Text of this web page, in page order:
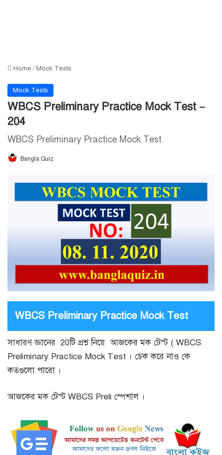
Home /Mock Tests
Mock Tests
WBCS Preliminary Practice Mock Test –
204
WBCS Preliminary Practice Mock Test
Bangla Quiz
WBCS Preliminary Practice Mock Test
সাধারণ জ্ঞানের 20টি প্রশ্ন নিয়ে আজকের মক টেস্ট ( WBCS
Preliminary Practice Mock Test । চেক করে নাও কে
কতগুলো পারো ।
আজকের মক টেস্ট WBCS Preli স্পেশাল ।